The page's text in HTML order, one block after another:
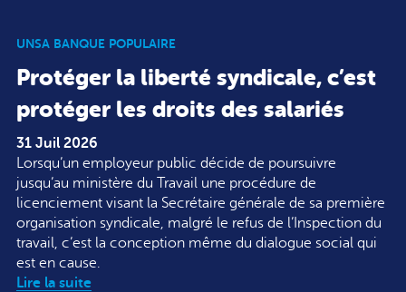
UNSA BANQUE POPULAIRE
Protéger la liberté syndicale, c’est
protéger les droits des salariés
31 Juil 2026
Lorsqu’un employeur public décide de poursuivre
jusqu’au ministère du Travail une procédure de
licenciement visant la Secrétaire générale de sa première
organisation syndicale, malgré le refus de l’Inspection du
travail, c’est la conception même du dialogue social qui
est en cause.
Lire la suite